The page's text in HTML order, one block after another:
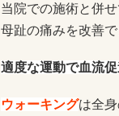
当院での施術と併
母趾の痛みを改善で
適度な運動で血流促
ウォーキングは全